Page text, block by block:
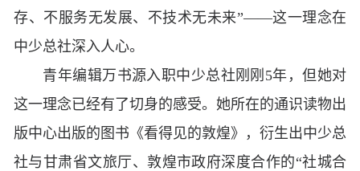
存、不服务无发展、不技术无未来”——这一理念在
中少总社深入人心。
青年编辑万书源入职中少总社刚刚5年，但她对
这一理念已经有了切身的感受。她所在的通识读物出
版中心出版的图书《看得见的敦煌》，衍生出中少总
社与甘肃省文旅厅、敦煌市政府深度合作的“社城合